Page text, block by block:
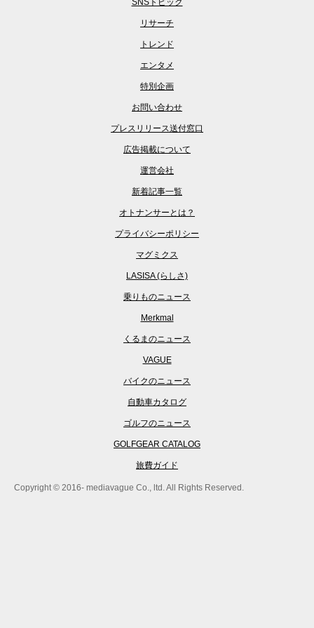
リサーチ
トレンド
エンタメ
特別企画
お問い合わせ
プレスリリース送付窓口
広告掲載について
運営会社
新着記事一覧
オトナンサーとは？
プライバシーポリシー
マグミクス
LASISA (らしさ)
乗りものニュース
Merkmal
くるまのニュース
VAGUE
バイクのニュース
自動車カタログ
ゴルフのニュース
GOLFGEAR CATALOG
旅費ガイド
Copyright © 2016- mediavague Co., ltd. All Rights Reserved.